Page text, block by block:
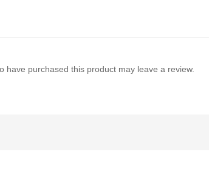
have purchased this product may leave a review.